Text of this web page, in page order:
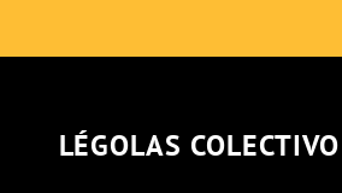
LÉGOLAS